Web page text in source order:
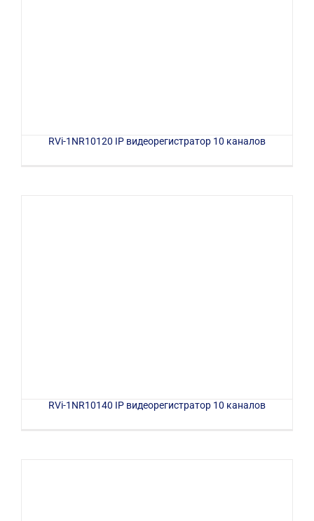
RVi-1NR10120 IP видеорегистратор 10 каналов
RVi-1NR10140 IP видеорегистратор 10 каналов